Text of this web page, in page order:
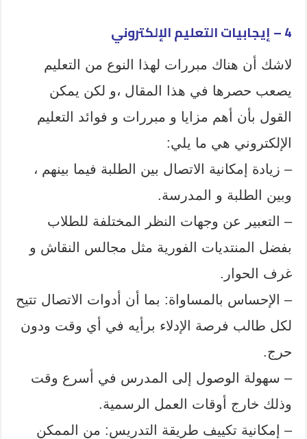
4 – إيجابيات التعليم الإلكتروني
لاشك أن هناك مبررات لهذا النوع من التعليم
يصعب حصرها في هذا المقال ،و لكن يمكن
القول بأن أهم مزايا و مبررات و فوائد التعليم
الإلكتروني هي ما يلي:
– زيادة إمكانية الاتصال بين الطلبة فيما بينهم ،
وبين الطلبة و المدرسة.
– التعبير عن وجهات النظر المختلفة للطلاب
بفضل المنتديات الفورية مثل مجالس النقاش و
غرف الحوار.
– الإحساس بالمساواة: بما أن أدوات الاتصال تتيح
لكل طالب فرصة الإدلاء برأيه في أي وقت ودون
حرج.
– سهولة الوصول إلى المدرس في أسرع وقت
وذلك خارج أوقات العمل الرسمية.
– إمكانية تكييف طريقة التدريس: من الممكن